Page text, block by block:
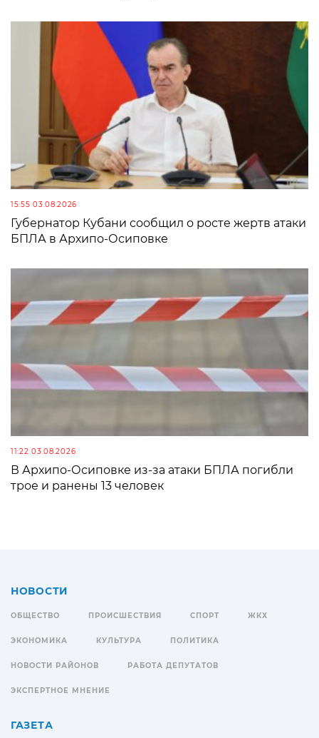
15:55 03.08.2026
Губернатор Кубани сообщил о росте жертв атаки
БПЛА в Архипо-Осиповке
11:22 03.08.2026
В Архипо-Осиповке из-за атаки БПЛА погибли
трое и ранены 13 человек
НОВОСТИ
ОБЩЕСТВО ПРОИСШЕСТВИЯ СПОРТ ЖКХ
ЭКОНОМИКА КУЛЬТУРА ПОЛИТИКА
НОВОСТИ РАЙОНОВ РАБОТА ДЕПУТАТОВ
ЭКСПЕРТНОЕ МНЕНИЕ
ГАЗЕТА